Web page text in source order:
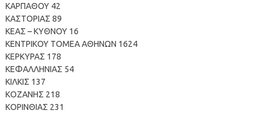
ΚΑΡΠΑΘΟΥ 42
ΚΑΣΤΟΡΙΑΣ 89
ΚΕΑΣ – ΚΥΘΝΟΥ 16
ΚΕΝΤΡΙΚΟΥ ΤΟΜΕΑ ΑΘΗΝΩΝ 1624
ΚΕΡΚΥΡΑΣ 178
ΚΕΦΑΛΛΗΝΙΑΣ 54
ΚΙΛΚΙΣ 137
ΚΟΖΑΝΗΣ 218
ΚΟΡΙΝΘΙΑΣ 231